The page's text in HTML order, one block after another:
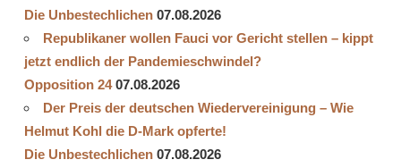
Die Unbestechlichen 07.08.2026
Republikaner wollen Fauci vor Gericht stellen – kippt
jetzt endlich der Pandemieschwindel?
Opposition 24 07.08.2026
Der Preis der deutschen Wiedervereinigung – Wie
Helmut Kohl die D‑Mark opferte!
Die Unbestechlichen 07.08.2026